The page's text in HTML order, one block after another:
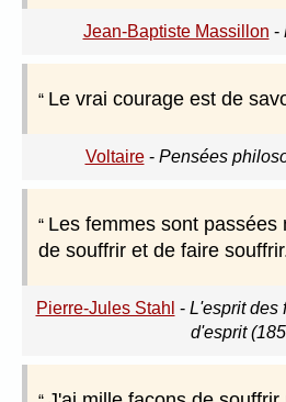
Jean-Baptiste Massillon -
Le vrai courage est de
Voltaire- Pensées
Les femmes sont passées
de souffrir et de faire
Pierre-Jules Stahl - L'esprit des
d'esprit